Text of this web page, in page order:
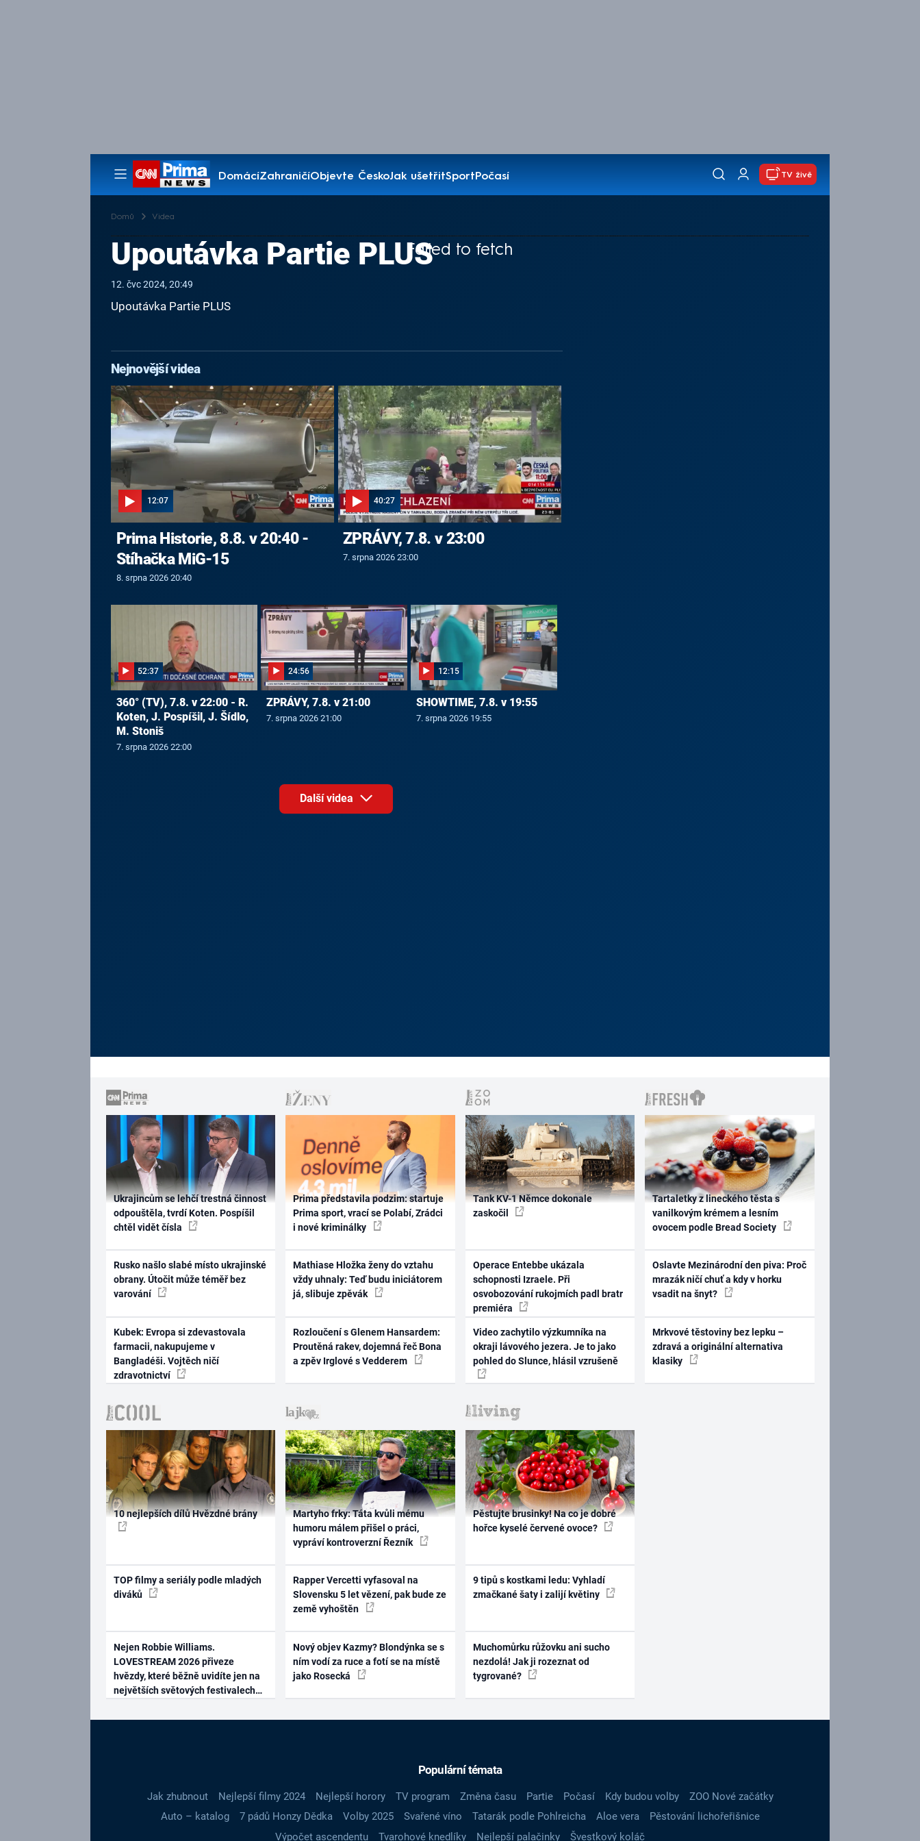
DomácíZahraničíObjevte ČeskoJak ušetřitSportPočasí
Pořady
TV živě
Domů Videa
Failed to fetch
Upoutávka Partie PLUS
12. čvc 2024, 20:49
Upoutávka Partie PLUS
Nejnovější videa
12:07
Prima Historie, 8.8. v 20:40 -
Stíhačka MiG-15
8. srpna 2026 20:40
40:27
ZPRÁVY, 7.8. v 23:00
7. srpna 2026 23:00
52:37
360° (TV), 7.8. v 22:00 - R.
Koten, J. Pospíšil, J. Šídlo,
M. Stoniš
7. srpna 2026 22:00
24:56
ZPRÁVY, 7.8. v 21:00
7. srpna 2026 21:00
12:15
SHOWTIME, 7.8. v 19:55
7. srpna 2026 19:55
Další videa
Ukrajincům se lehčí trestná činnost
odpouštěla, tvrdí Koten. Pospíšil
chtěl vidět čísla
Rusko našlo slabé místo ukrajinské
obrany. Útočit může téměř bez
varování
Kubek: Evropa si zdevastovala
farmacii, nakupujeme v
Bangladéši. Vojtěch ničí
zdravotnictví
Prima představila podzim: startuje
Prima sport, vrací se Polabí, Zrádci
i nové kriminálky
Mathiase Hložka ženy do vztahu
vždy uhnaly: Teď budu iniciátorem
já, slibuje zpěvák
Rozloučení s Glenem Hansardem:
Proutěná rakev, dojemná řeč Bona
a zpěv Irglové s Vedderem
Tank KV-1 Němce dokonale
zaskočil
Operace Entebbe ukázala
schopnosti Izraele. Při
osvobozování rukojmích padl bratr
premiéra
Video zachytilo výzkumníka na
okraji lávového jezera. Je to jako
pohled do Slunce, hlásil vzrušeně
Tartaletky z lineckého těsta s
vanilkovým krémem a lesním
ovocem podle Bread Society
Oslavte Mezinárodní den piva: Proč
mrazák ničí chuť a kdy v horku
vsadit na šnyt?
Mrkvové těstoviny bez lepku –
zdravá a originální alternativa
klasiky
10 nejlepších dílů Hvězdné brány
TOP filmy a seriály podle mladých
diváků
Nejen Robbie Williams.
LOVESTREAM 2026 přiveze
hvězdy, které běžně uvidíte jen na
největších světových festivalech
Martyho frky: Táta kvůli mému
humoru málem přišel o práci,
vypráví kontroverzní Řezník
Rapper Vercetti vyfasoval na
Slovensku 5 let vězení, pak bude ze
země vyhoštěn
Nový objev Kazmy? Blondýnka se s
ním vodí za ruce a fotí se na místě
jako Rosecká
Pěstujte brusinky! Na co je dobré
hořce kyselé červené ovoce?
9 tipů s kostkami ledu: Vyhladí
zmačkané šaty i zalijí květiny
Muchomůrku růžovku ani sucho
nezdolá! Jak ji rozeznat od
tygrované?
Populární témata
Jak zhubnout Nejlepší filmy 2024 Nejlepší horory TV program Změna času Partie Počasí Kdy budou volby
ZOO Nové začátky
Auto – katalog
7 pádů Honzy Dědka Volby 2025 Svařené víno Tatarák podle Pohlreicha Aloe vera
Pěstování lichořeřišnice
Výpočet ascendentu
Tvarohové knedlíky Nejlepší palačinky Švestkový koláč